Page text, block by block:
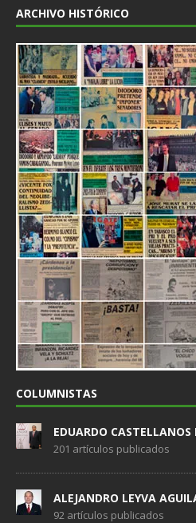
ARCHIVO HISTÓRICO
COLUMNISTAS
EDUARDO CASTELLANOS
201 artículos publicados
ALEJANDRO LEYVA
92 artículos publicados